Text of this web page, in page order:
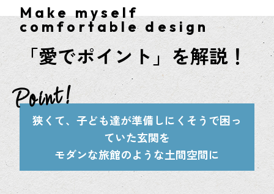
Make myself
comfortable design
「愛でポイント」を解説！
狭くて、子ども達が準備しにくそうで困っ
ていた玄関を
モダンな旅館のような土間空間に